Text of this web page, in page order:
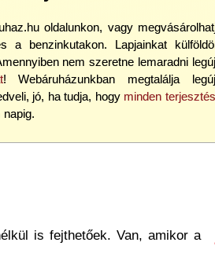
oldalunkon, vagy
a benzinkutakon. Lapjainkat
nem szeretne lemaradni
! Webáruházunkban megtalálja
jó, ha tudja, hogy minden
is fejthetőek. Van, amikor a